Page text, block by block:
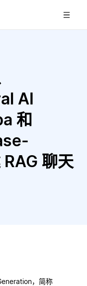
AI
和
聊天
，简称